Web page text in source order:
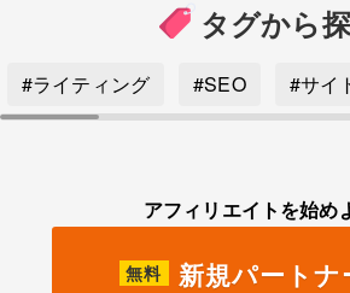
タグから
#ライティング #SEO #サイ
アフィリエイトを始め
無料 新規パートナ